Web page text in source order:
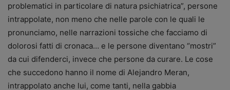
problematici in particolare di natura psichiatrica”, persone
intrappolate, non meno che nelle parole con le quali le
pronunciamo, nelle narrazioni tossiche che facciamo di
dolorosi fatti di cronaca… e le persone diventano “mostri”
da cui difenderci, invece che persone da curare. Le cose
che succedono hanno il nome di Alejandro Meran,
intrappolato anche lui, come tanti, nella gabbia